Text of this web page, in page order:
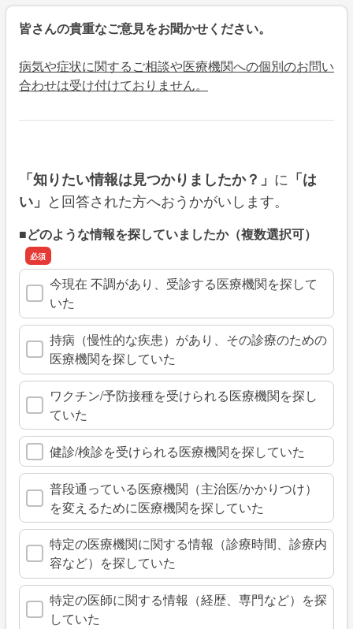
皆さんの貴重なご意見をお聞かせください。
病気や症状に関するご相談や医療機関への個別のお問い
合わせは受け付けておりません。
「知りたい情報は見つかりましたか？」 に 「は
い」 と回答された方へおうかがいします。
■どのような情報を探していましたか（複数選択可）
今現在 不調があり、受診する医療機関を探して
いた
持病（慢性的な疾患）があり、その診療のための
医療機関を探していた
ワクチン/予防接種を受けられる医療機関を探し
ていた
健診/検診を受けられる医療機関を探していた
普段通っている医療機関（主治医/かかりつけ）
を変えるために医療機関を探していた
特定の医療機関に関する情報（診療時間、診療内
容など）を探していた
特定の医師に関する情報（経歴、専門など）を探
していた